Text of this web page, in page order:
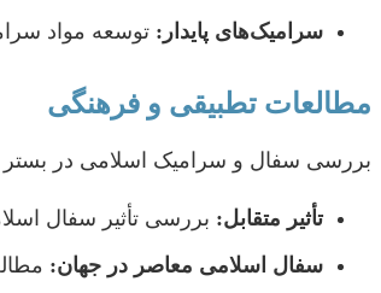
سرامیک‌های پایدار: توسعه مواد
مطالعات تطبیقی و فرهنگی
بررسی سفال و سرامیک اسلامی در بستر
تأثیر متقابل: بررسی تأثیر سفال
سفال اسلامی معاصر در جهان: